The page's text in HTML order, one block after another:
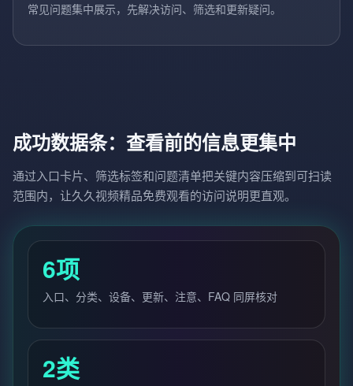
常见问题集中展示，先解决访问、筛选和更新疑问。
成功数据条：查看前的信息更集中
通过入口卡片、筛选标签和问题清单把关键内容压缩到可扫读
范围内，让久久视频精品免费观看的访问说明更直观。
6项
入口、分类、设备、更新、注意、FAQ 同屏核对
2类